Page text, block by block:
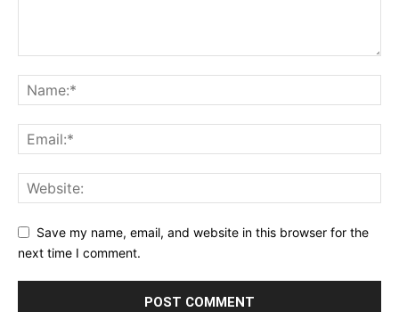
Save my name, email, and website in this browser for the
next time I comment.